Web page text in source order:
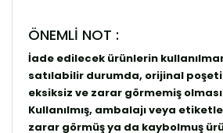
ÖNEMLİ NOT :
İade edilecek ürünlerin
satılabilir durumda, orijinal
eksiksiz ve zarar görmemiş
Kullanılmış, ambalajı veya
zarar görmüş ya da kaybolmuş